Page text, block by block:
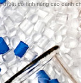
thuật có tính năng cao dành